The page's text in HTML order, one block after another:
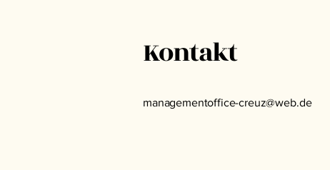
Kontakt
managementoffice-creuz@web.de